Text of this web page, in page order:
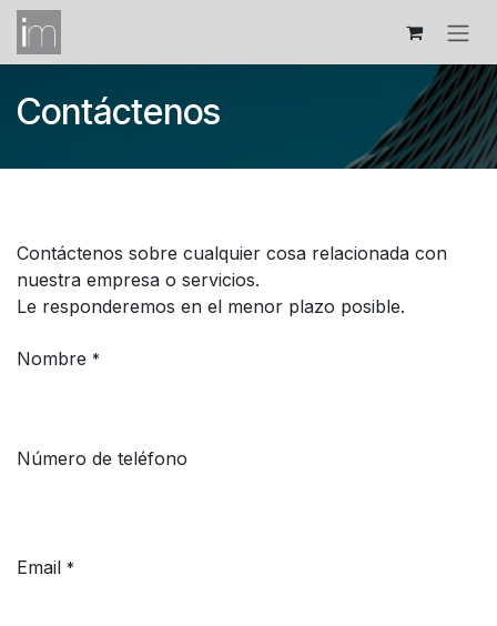
Ir al contenido
Contáctenos
Contáctenos sobre cualquier cosa relacionada con
nuestra empresa o servicios.
Le responderemos en el menor plazo posible.
Nombre *
Número de teléfono
Email *